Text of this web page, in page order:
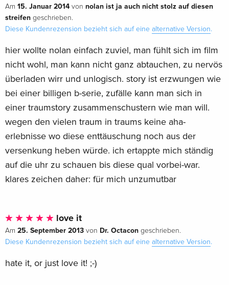
Am 15. Januar 2014 von nolan ist ja auch nicht stolz auf diesen
streifen geschrieben.
Diese Kundenrezension bezieht sich auf eine alternative Version.
hier wollte nolan einfach zuviel, man fühlt sich im film
nicht wohl, man kann nicht ganz abtauchen, zu nervös
überladen wirr und unlogisch. story ist erzwungen wie
bei einer billigen b-serie, zufälle kann man sich in
einer traumstory zusammenschustern wie man will.
wegen den vielen traum in traums keine aha-
erlebnisse wo diese enttäuschung noch aus der
versenkung heben würde. ich ertappte mich ständig
auf die uhr zu schauen bis diese qual vorbei-war.
klares zeichen daher: für mich unzumutbar
love it
Am 25. September 2013 von Dr. Octacon geschrieben.
Diese Kundenrezension bezieht sich auf eine alternative Version.
hate it, or just love it! ;-)